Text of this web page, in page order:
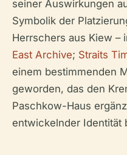
seiner Auswirkungen
Symbolik der
Herrschers aus Kiew –
East Archive; Straits
einem bestimmenden
geworden, das den
Paschkow-Haus
entwickelnder Identität